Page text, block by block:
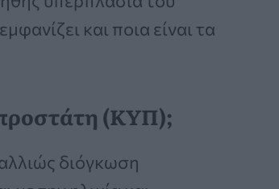
και ποια είναι τα
(ΚΥΠ);
διόγκωση